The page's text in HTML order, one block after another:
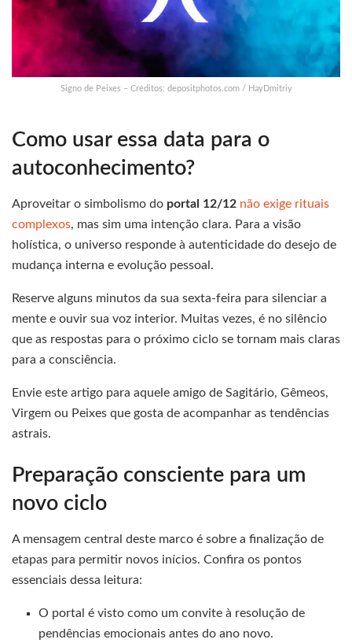
Signo de Peixes – Créditos: depositphotos.com / HayDmitriy
Como usar essa data para o
autoconhecimento?
Aproveitar o simbolismo do portal 12/12 não exige rituais
complexos, mas sim uma intenção clara. Para a visão
holística, o universo responde à autenticidade do desejo de
mudança interna e evolução pessoal.
Reserve alguns minutos da sua sexta-feira para silenciar a
mente e ouvir sua voz interior. Muitas vezes, é no silêncio
que as respostas para o próximo ciclo se tornam mais claras
para a consciência.
Envie este artigo para aquele amigo de Sagitário, Gêmeos,
Virgem ou Peixes que gosta de acompanhar as tendências
astrais.
Preparação consciente para um
novo ciclo
A mensagem central deste marco é sobre a finalização de
etapas para permitir novos inícios. Confira os pontos
essenciais dessa leitura:
O portal é visto como um convite à resolução de
pendências emocionais antes do ano novo.